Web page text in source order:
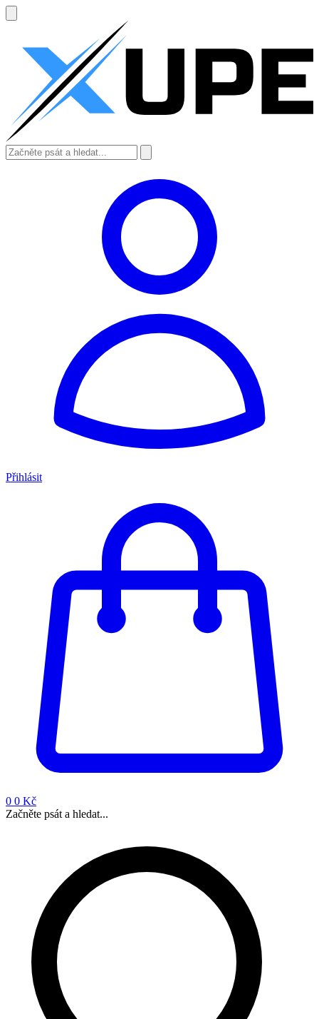
Přihlásit
0 0 Kč
Začněte psát a hledat...